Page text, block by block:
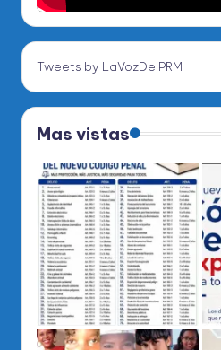
Tweets by LaVozDelPRM
Mas vistas